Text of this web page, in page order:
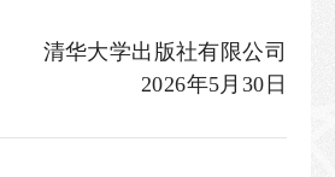
清华大学出版社有限公司
2026年5月30日